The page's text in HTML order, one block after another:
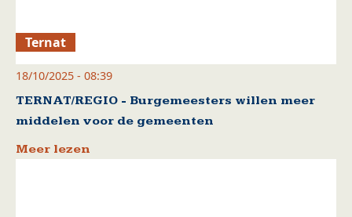
Ternat
18/10/2025 - 08:39
TERNAT/REGIO - Burgemeesters willen meer
middelen voor de gemeenten
Meer lezen